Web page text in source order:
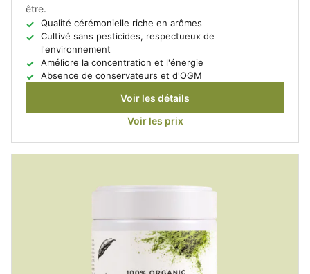
être.
Qualité cérémonielle riche en arômes
Cultivé sans pesticides, respectueux de
l'environnement
Améliore la concentration et l'énergie
Absence de conservateurs et d'OGM
Voir les détails
Voir les prix